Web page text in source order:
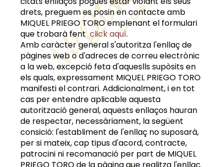
drets, preguem es posin en contacte amb
MIQUEL PRIEGO TOROemplenant el formulari
que trobarà fentclick aquí.
Amb caràcter general s'autoritza l'enllaç de
pàgines web o d'adreces de correu electrònic
a la web, excepció feta d'aqueslls supòsits en
els quals, expressament MIQUEL PRIEGO TORO
manifesti el contrari. Addicionalment, i en tot
cas per entendre aplicable aquesta
autorització general, aquests enllaços hauran
de respectar, necessàriament, la següent
consició: l'establiment de l'enllaç no suposarà,
per si mateix, cap tipus d'acord, contracte,
patrocini ni recomanació per part de MIQUEL